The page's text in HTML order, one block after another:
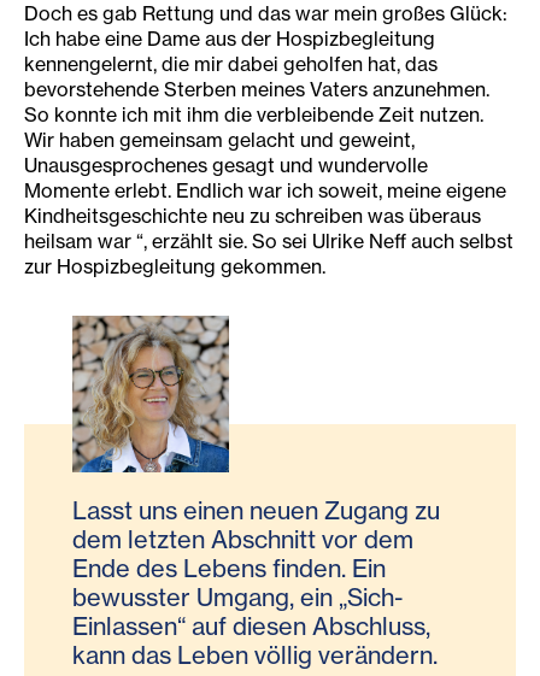
Doch es gab Rettung und das war mein großes Glück:
Ich habe eine Dame aus der Hospizbegleitung
kennengelernt, die mir dabei geholfen hat, das
bevorstehende Sterben meines Vaters anzunehmen.
So konnte ich mit ihm die verbleibende Zeit nutzen.
Wir haben gemeinsam gelacht und geweint,
Unausgesprochenes gesagt und wundervolle
Momente erlebt. Endlich war ich soweit, meine eigene
Kindheitsgeschichte neu zu schreiben was überaus
heilsam war “, erzählt sie. So sei Ulrike Neff auch selbst
zur Hospizbegleitung gekommen.
Lasst uns einen neuen Zugang zu
dem letzten Abschnitt vor dem
Ende des Lebens finden. Ein
bewusster Umgang, ein „Sich-
Einlassen“ auf diesen Abschluss,
kann das Leben völlig verändern.